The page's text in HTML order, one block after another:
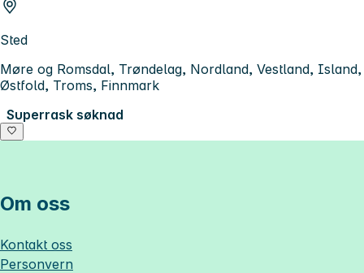
Sted
Møre og Romsdal, Trøndelag, Nordland, Vestland, Island,
Østfold, Troms, Finnmark
Superrask søknad
Om oss
Kontakt oss
Personvern